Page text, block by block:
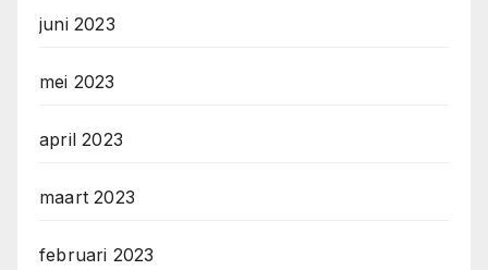
juni 2023
mei 2023
april 2023
maart 2023
februari 2023